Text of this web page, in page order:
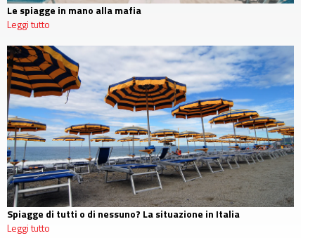
Le spiagge in mano alla mafia
Leggi tutto
Spiagge di tutti o di nessuno? La situazione in Italia
Leggi tutto